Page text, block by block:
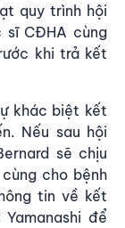
quy trình hội
CĐHA cùng
khi trả kết
khác biệt kết
Nếu sau hội
sẽ chịu
cho bệnh
tin về kết
để